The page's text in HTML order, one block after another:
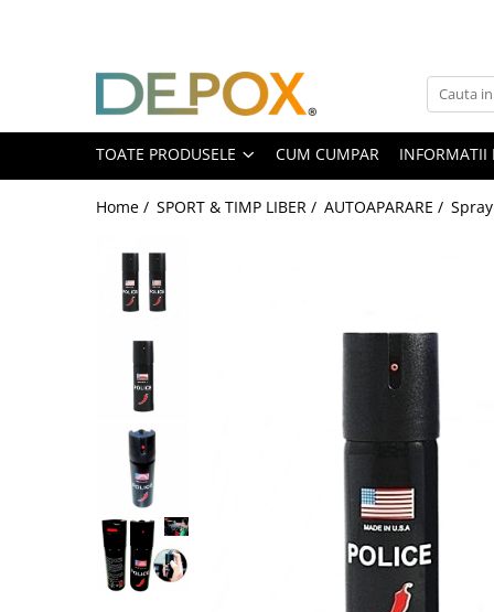
Toate Produsele
SPORT & TIMP LIBER
AUTOAPARARE
Pumnaluri si boxuri
Bastoane telescopice si nunceaguri
Spray autoaparare
VANATOARE, DRUMETII & CAMPING
Cutite vanatoare
Briceaguri fluture & antrenament
Accesorii tactice si sport
Accesori camping & drumetii
Topor camping
TOATE PRODUSELE CUM CUMPAR INFORMATII
Home / SPORT & TIMP LIBER / AUTOAPARARE /